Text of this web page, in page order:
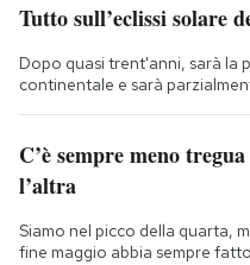
Tutto sull’eclissi solare
Dopo quasi trent'anni, sarà la
continentale e sarà
C’è sempre meno
l’altra
Siamo nel picco della quarta,
fine maggio abbia sempre